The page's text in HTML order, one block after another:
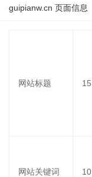
guipianw.cn 页面信息
网站标题 15
网站关键词 10